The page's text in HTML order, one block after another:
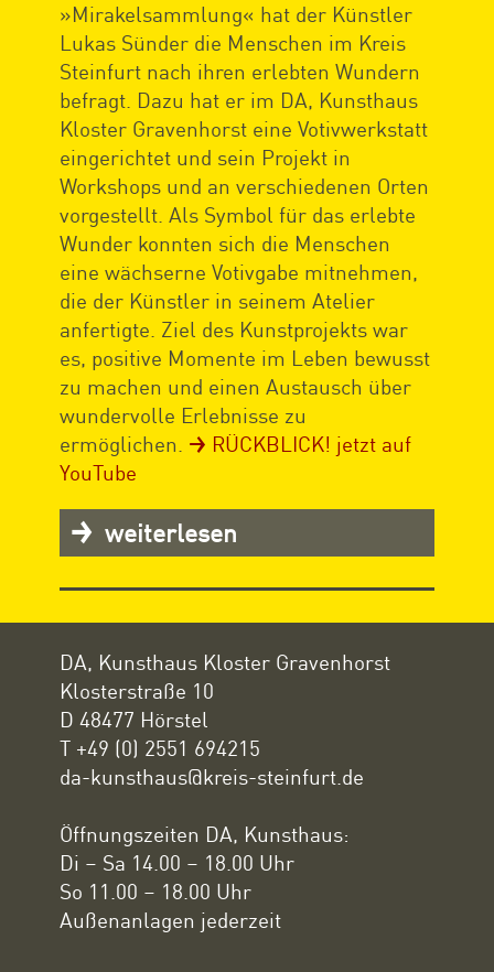
»Mirakelsammlung« hat der Künstler
Lukas Sünder die Menschen im Kreis
Steinfurt nach ihren erlebten Wundern
befragt. Dazu hat er im DA, Kunsthaus
Kloster Gravenhorst eine Votivwerkstatt
eingerichtet und sein Projekt in
Workshops und an verschiedenen Orten
vorgestellt. Als Symbol für das erlebte
Wunder konnten sich die Menschen
eine wächserne Votivgabe mitnehmen,
die der Künstler in seinem Atelier
anfertigte. Ziel des Kunstprojekts war
es, positive Momente im Leben bewusst
zu machen und einen Austausch über
wundervolle Erlebnisse zu
ermöglichen.
RÜCKBLICK! jetzt auf
YouTube
weiterlesen
DA, Kunsthaus Kloster Gravenhorst
Klosterstraße 10
D 48477 Hörstel
T +49 (0) 2551 694215
da-kunsthaus@kreis-steinfurt.de
Öffnungszeiten DA, Kunsthaus:
Di – Sa 14.00 – 18.00 Uhr
So 11.00 – 18.00 Uhr
Außenanlagen jederzeit